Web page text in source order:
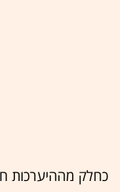
כחלק מההיערכות